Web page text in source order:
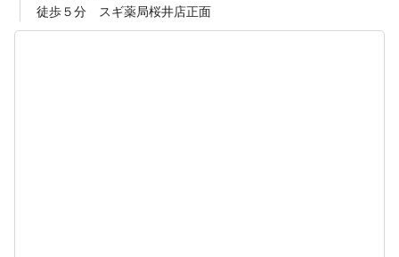
徒歩５分 スギ薬局桜井店正面